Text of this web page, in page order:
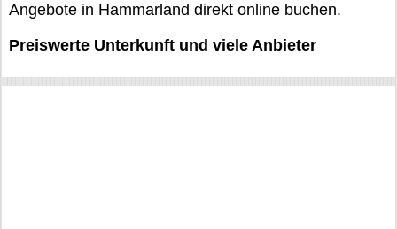
Angebote in Hammarland direkt online buchen.
Preiswerte Unterkunft und viele Anbieter